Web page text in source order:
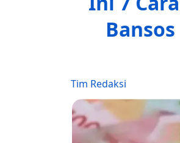
Tim Redaksi